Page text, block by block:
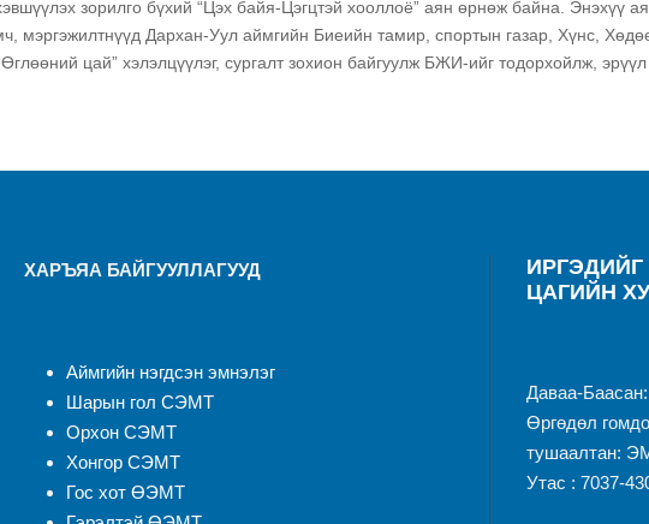
зорилго бүхий “Цэх байя-Цэгцтэй хооллоё” аян өрнөж байна. Энэхүү
мэргэжилтнүүд Дархан-Уул аймгийн Биеийн тамир, спортын газар, Хүнс,
цай” хэлэлцүүлэг, сургалт зохион байгуулж БЖИ-ийг тодорхойлж,
ХАРЪЯА БАЙГУУЛЛАГУУД
Аймгийн нэгдсэн эмнэлэг
Шарын гол СЭМТ
Орхон СЭМТ
Хонгор СЭМТ
Гос хот ӨЭМТ
ЦАГИЙН
Даваа-
Өргөдөл
тушаалтан:
Утас : 7037-